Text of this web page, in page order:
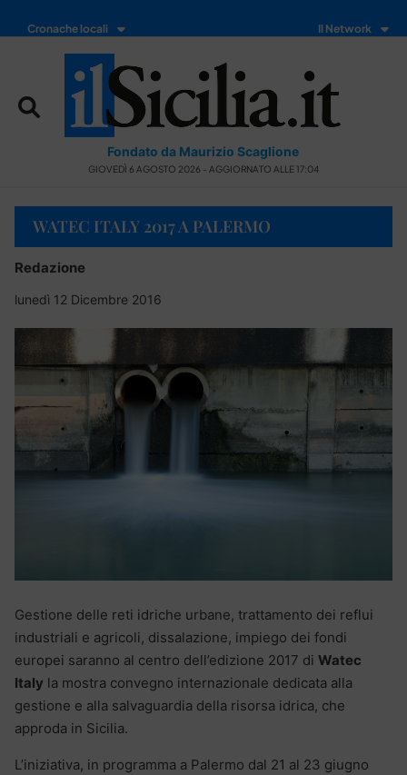
Cronache locali Il Network
Fondato da Maurizio Scaglione
GIOVEDÌ 6 AGOSTO 2026 - AGGIORNATO ALLE 17:04
WATEC ITALY 2017 A PALERMO
Redazione
lunedì 12 Dicembre 2016
Gestione delle reti idriche urbane, trattamento dei reflui
industriali e agricoli, dissalazione, impiego dei fondi
europei saranno al centro dell’edizione 2017 di Watec
Italy la mostra convegno internazionale dedicata alla
gestione e alla salvaguardia della risorsa idrica, che
approda in Sicilia.
L’iniziativa, in programma a Palermo dal 21 al 23 giugno